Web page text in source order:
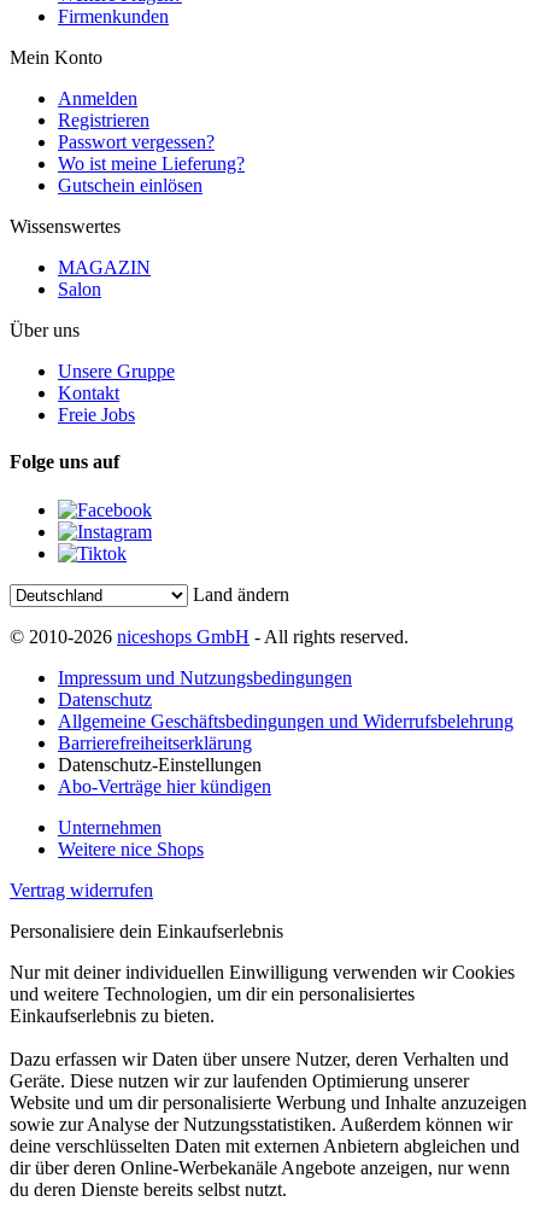
Firmenkunden
Mein Konto
Anmelden
Registrieren
Passwort vergessen?
Wo ist meine Lieferung?
Gutschein einlösen
Wissenswertes
MAGAZIN
Salon
Über uns
Unsere Gruppe
Kontakt
Freie Jobs
Folge uns auf
Land ändern
© 2010-2026 niceshops GmbH - All rights reserved.
Impressum und Nutzungsbedingungen
Datenschutz
Allgemeine Geschäftsbedingungen und Widerrufsbelehrung
Barrierefreiheitserklärung
Datenschutz-Einstellungen
Abo-Verträge hier kündigen
Unternehmen
Weitere nice Shops
Vertrag widerrufen
Personalisiere dein Einkaufserlebnis
Nur mit deiner individuellen Einwilligung verwenden wir Cookies
und weitere Technologien, um dir ein personalisiertes
Einkaufserlebnis zu bieten.
Dazu erfassen wir Daten über unsere Nutzer, deren Verhalten und
Geräte. Diese nutzen wir zur laufenden Optimierung unserer
Website und um dir personalisierte Werbung und Inhalte anzuzeigen
sowie zur Analyse der Nutzungsstatistiken. Außerdem können wir
deine verschlüsselten Daten mit externen Anbietern abgleichen und
dir über deren Online-Werbekanäle Angebote anzeigen, nur wenn
du deren Dienste bereits selbst nutzt.